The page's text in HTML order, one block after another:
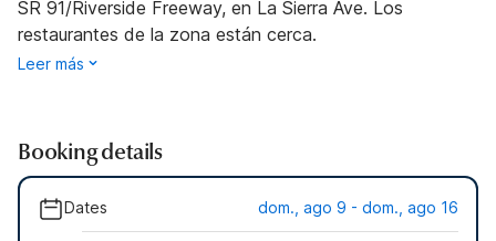
SR 91/Riverside Freeway, en La Sierra Ave. Los
restaurantes de la zona están cerca.
Leer más
Booking details
Dates dom., ago 9 - dom., ago 16